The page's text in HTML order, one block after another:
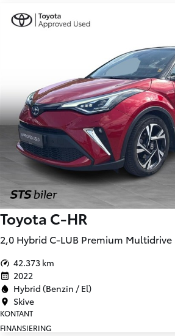
Toyota C-HR
2,0 Hybrid C-LUB Premium Multidrive
42.373 km
2022
Hybrid (Benzin / El)
Skive
KONTANT
FINANSIERING